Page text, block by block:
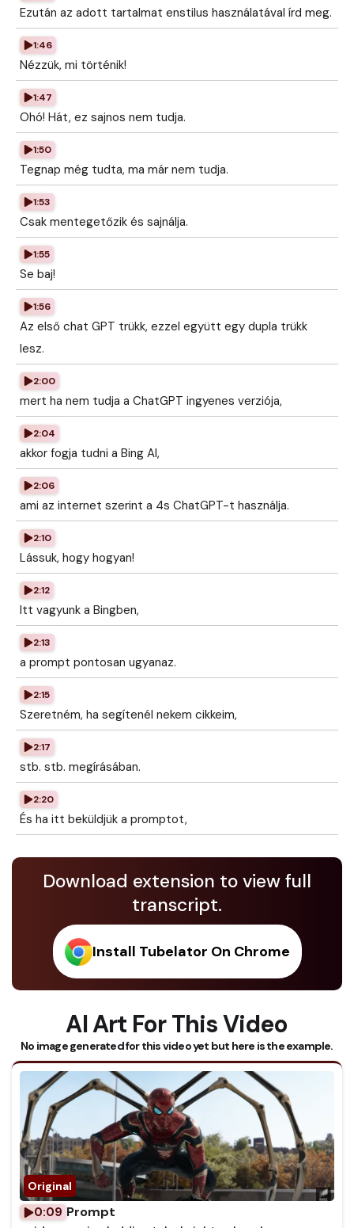
Ezután az adott tartalmat enstilus használatával írd meg.
1:46
Nézzük, mi történik!
1:47
Ohó! Hát, ez sajnos nem tudja.
1:50
Tegnap még tudta, ma már nem tudja.
1:53
Csak mentegetőzik és sajnálja.
1:55
Se baj!
1:56
Az első chat GPT trükk, ezzel együtt egy dupla trükk
lesz.
2:00
mert ha nem tudja a ChatGPT ingyenes verziója,
2:04
akkor fogja tudni a Bing AI,
2:06
ami az internet szerint a 4s ChatGPT-t használja.
2:10
Lássuk, hogy hogyan!
2:12
Itt vagyunk a Bingben,
2:13
a prompt pontosan ugyanaz.
2:15
Szeretném, ha segítenél nekem cikkeim,
2:17
stb. stb. megírásában.
2:20
És ha itt beküldjük a promptot,
Download extension to view full
transcript.
Install Tubelator On Chrome
AI Art For This Video
No image generated for this video yet but here is the example.
0:09 Prompt